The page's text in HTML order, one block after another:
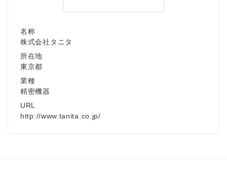
名称
株式会社タニタ
所在地
東京都
業種
精密機器
URL
http://www.tanita.co.jp/